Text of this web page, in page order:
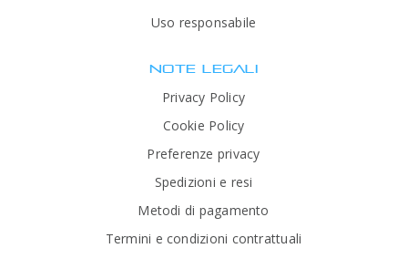
Uso responsabile
NOTE LEGALI
Privacy Policy
Cookie Policy
Preferenze privacy
Spedizioni e resi
Metodi di pagamento
Termini e condizioni contrattuali